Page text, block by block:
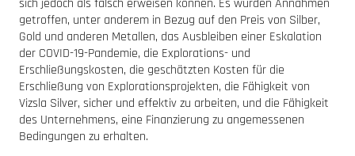
sich jedoch als falsch erweisen können. Es wurden Annahmen
getroffen, unter anderem in Bezug auf den Preis von Silber,
Gold und anderen Metallen, das Ausbleiben einer Eskalation
der COVID-19-Pandemie, die Explorations- und
Erschließungskosten, die geschätzten Kosten für die
Erschließung von Explorationsprojekten, die Fähigkeit von
Vizsla Silver, sicher und effektiv zu arbeiten, und die Fähigkeit
des Unternehmens, eine Finanzierung zu angemessenen
Bedingungen zu erhalten.